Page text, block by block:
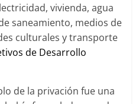
vivienda, agua
saneamiento, medios de
culturales y transporte
de Desarrollo
de la privación fue una